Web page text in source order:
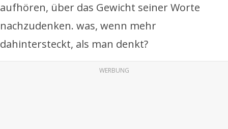
aufhören, über das Gewicht seiner Worte
nachzudenken. was, wenn mehr
dahintersteckt, als man denkt?
WERBUNG